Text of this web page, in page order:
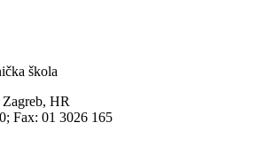
škola
Zagreb, HR
Fax: 01 3026 165